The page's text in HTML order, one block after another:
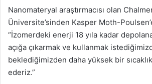
Nanomateryal araştırmacısı olan
Üniversite’sinden Kasper Moth-
“İzomerdeki enerji 18 yıla kadar
açığa çıkarmak ve kullanmak
beklediğimizden daha yüksek bir
ederiz.”